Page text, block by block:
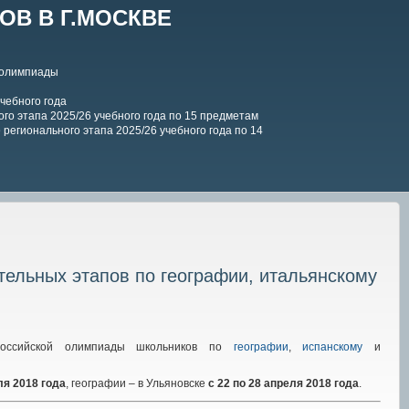
В Г.МОСКВЕ
года
этапа 2025/26 учебного года по 15 предметам
этапа 2025/26 учебного года по 14
этапов по географии, итальянскому
олимпиады школьников по географии,испанскому и
2018 года, географии – в Ульяновске с 22 по 28 апреля 2018 года.